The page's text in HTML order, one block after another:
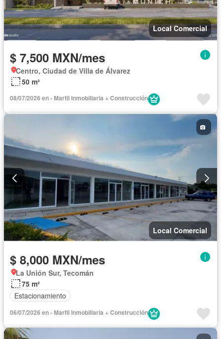
Local Comercial
$ 7,500 MXN/mes
Centro, Ciudad de Villa de Álvarez
50 m²
08/07/2026 en - Marfil Inmobiliaria + Construcción
Local Comercial
$ 8,000 MXN/mes
La Unión Sur, Tecomán
75 m²
Estacionamiento
06/07/2026 en - Marfil Inmobiliaria + Construcción